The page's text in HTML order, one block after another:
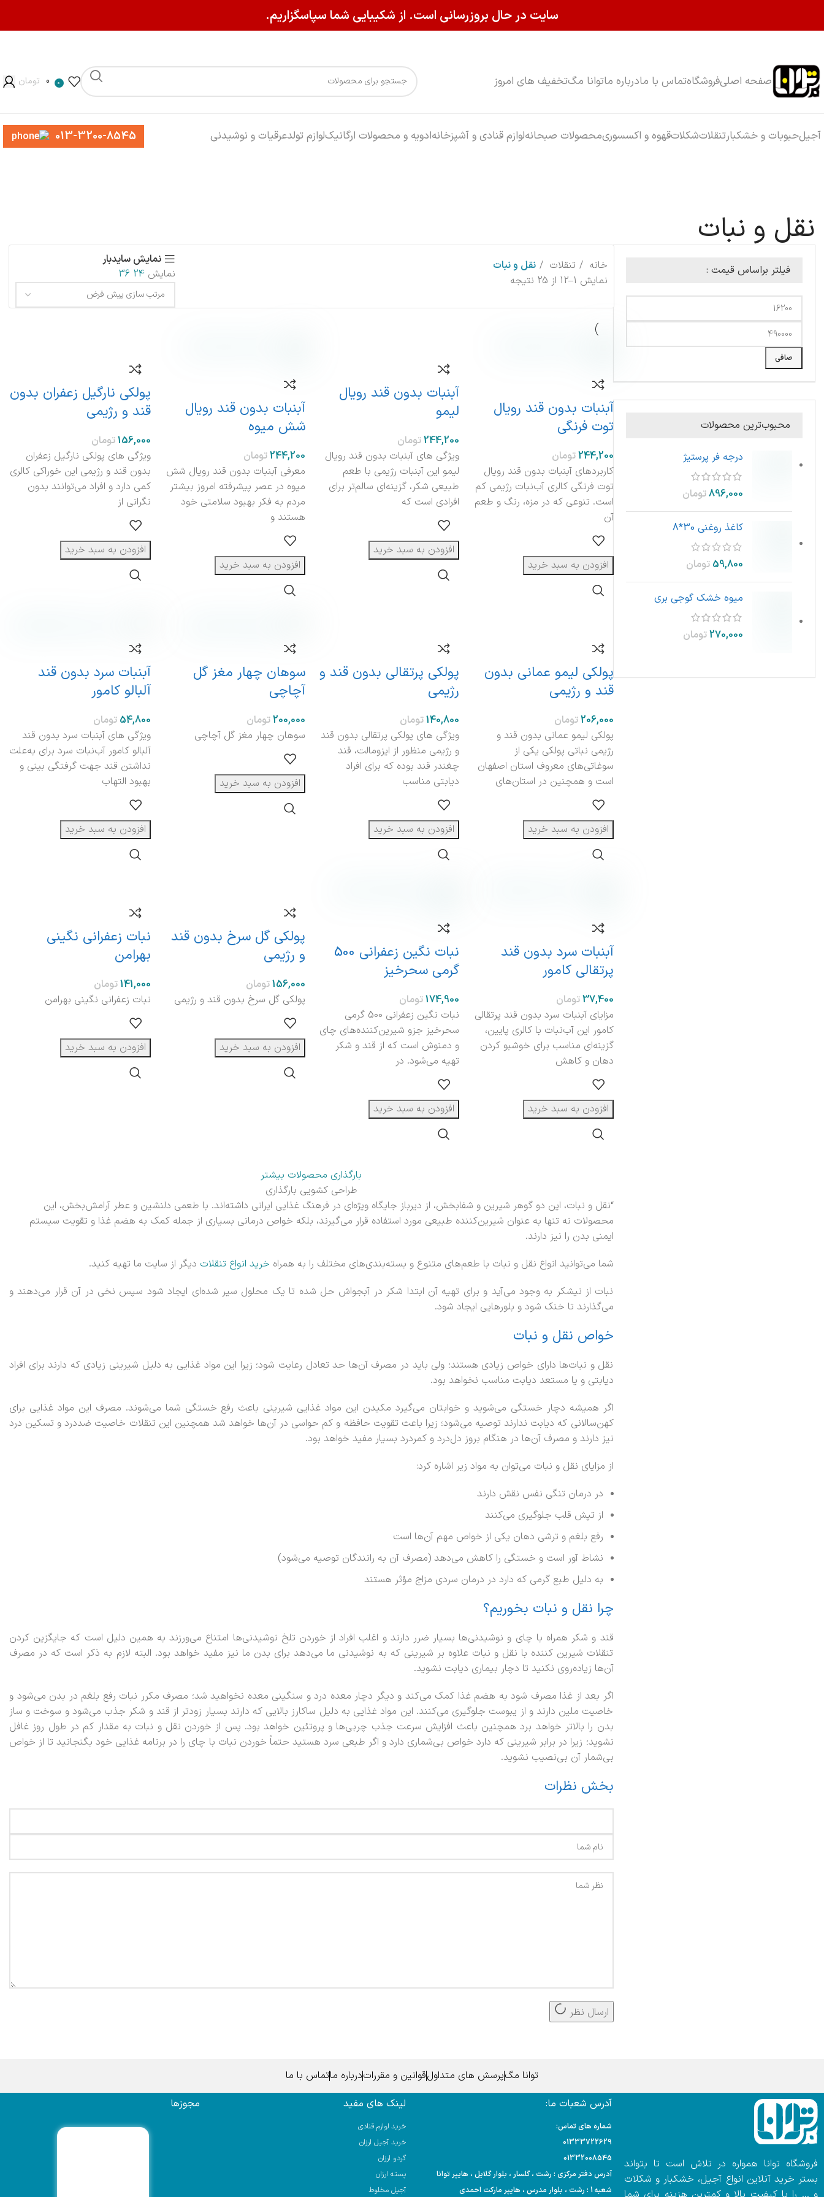
صفحه اصلیفروشگاهتماس با مادرباره ماتوانا مگتخفیف های امروز 0
0 تومان
آجیلحبوبات و خشکبارتنقلاتشکلاتقهوه و اکسسوریمحصولات صبحانهلوازم قنادی و آشپزخانهادویه و محصولات ارگانیکلوازم تولدعرقیات و نوشیدنی 013-3200-8545
نقل و نبات
فیلتر براساس قیمت :
صافی
محبوب‌ترین محصولات
درجه فر پرستیژ
تومان
کاغذ روغنی 30*8
تومان
میوه خشک گوجی بری
تومان
خانه تنقلات
نقل و نبات
نمایش 1–12 از 25 نتیجه
نمایش سایدبار
نمایش 24
36
آبنبات بدون قند رویال
توت فرنگی
تومان
کاربردهای آبنبات بدون قند رویال
توت فرنگی کالری آب‌نبات رژیمی کم
است. تنوعی که در مزه، رنگ و طعم
آن
افزودن به سبد خرید
آبنبات بدون قند رویال
لیمو
تومان
ویژگی های آبنبات بدون قند رویال
لیمو این آبنبات رژیمی با طعم
طبیعی شکر، گزینه‌ای سالم‌تر برای
افرادی است که
افزودن به سبد خرید
آبنبات بدون قند رویال
شش میوه
تومان
معرفی آبنبات بدون قند رویال شش
میوه در عصر پیشرفته امروز بیشتر
مردم به فکر بهبود سلامتی خود
هستند و
افزودن به سبد خرید
پولکی نارگیل زعفران بدون
قند و رژیمی
تومان
ویژگی های پولکی نارگیل زعفران
بدون قند و رژیمی این خوراکی کالری
کمی دارد و افراد می‌توانند بدون
نگرانی از
افزودن به سبد خرید
پولکی لیمو عمانی بدون
قند و رژیمی
تومان
پولکی لیمو عمانی بدون قند و
رژیمی نباتی پولکی یکی از
سوغاتی‌های معروف استان اصفهان
است و همچنین در استان‌های
افزودن به سبد خرید
پولکی پرتقالی بدون قند و
رژیمی
تومان
ویژگی های پولکی پرتقالی بدون قند
و رژیمی منظور از ایزومالت، قند
چغندر قند بوده که برای افراد
دیابتی مناسب
افزودن به سبد خرید
سوهان چهار مغز گل
آچاچی
تومان
سوهان چهار مغز گل آچاچی
افزودن به سبد خرید
آبنبات سرد بدون قند
آلبالو کامور
تومان
ویژگی های آبنبات سرد بدون قند
آلبالو کامور آب‌نبات سرد برای به‌علت
نداشتن قند جهت گرفتگی بینی و
بهبود التهاب
افزودن به سبد خرید
آبنبات سرد بدون قند
پرتقالی کامور
تومان
مزایای آبنبات سرد بدون قند پرتقالی
کامور این آب‌نبات با کالری پایین،
گزینه‌ای مناسب برای خوشبو کردن
دهان و کاهش
افزودن به سبد خرید
نبات نگین زعفرانی 500
گرمی سحرخیز
تومان
نبات نگین زعفرانی 500 گرمی
سحرخیز جزو شیرین‌کننده‌های چای
و دمنوش است که از قند و شکر
تهیه می‌شود. در
افزودن به سبد خرید
پولکی گل سرخ بدون قند
و رژیمی
تومان
پولکی گل سرخ بدون قند و رژیمی
افزودن به سبد خرید
نبات زعفرانی نگینی
بهرامن
تومان
نبات زعفرانی نگینی بهرامن
افزودن به سبد خرید
بارگذاری محصولات بیشتر
طراحی کشویی بارگذاری
“نقل و نبات، این دو گوهر شیرین و شفابخش، از دیرباز جایگاه ویژه‌ای در فرهنگ غذایی ایرانی داشته‌اند. با طعمی دلنشین و عطر آرامش‌بخش، این
محصولات نه تنها به عنوان شیرین‌کننده طبیعی مورد استفاده قرار می‌گیرند، بلکه خواص درمانی بسیاری از جمله کمک به هضم غذا و تقویت سیستم
ایمنی بدن را نیز دارند.
شما می‌توانید انواع نقل و نبات با طعم‌های متنوع و بسته‌بندی‌های مختلف را به همراه خرید انواع تنقلات دیگر از سایت ما تهیه کنید.
نبات از نیشکر به وجود می‌آید و برای تهیه آن ابتدا شکر در آبجواش حل شده تا یک محلول سیر شده‌ای ایجاد شود سپس نخی در آن قرار می‌دهند و
می‌گذارند تا خنک شود و بلورهایی ایجاد شود.
خواص نقل و نبات
نقل و نبات‌ها دارای خواص زیادی هستند؛ ولی باید در مصرف آن‌ها حد تعادل رعایت شود؛ زیرا این مواد غذایی به دلیل شیرینی زیادی که دارند برای افراد
دیابتی و یا مستعد دیابت مناسب نخواهد بود.
اگر همیشه دچار خستگی می‌شوید و خوابتان می‌گیرد مکیدن این مواد غذایی شیرینی باعث رفع خستگی شما می‌شوند. مصرف این مواد غذایی برای
کهن‌سالانی که دیابت ندارند توصیه می‌شود؛ زیرا باعث تقویت حافظه و کم حواسی در آن‌ها خواهد شد همچنین این تنقلات خاصیت ضددرد و تسکین درد
نیز دارند و مصرف آن‌ها در هنگام بروز دل‌درد و کمردرد بسیار مفید خواهد بود.
از مزایای نقل و نبات می‌توان به مواد زیر اشاره کرد:
در درمان تنگی نفس نقش دارند
از تپش قلب جلوگیری می‌کنند
رفع بلغم و ترشی دهان یکی از خواص مهم آن‌ها است
نشاط آور است و خستگی را کاهش می‌دهد (مصرف آن به رانندگان توصیه می‌شود)
به دلیل طبع گرمی که دارد در درمان سردی مزاج مؤثر هستند
چرا نقل و نبات بخوریم؟
قند و شکر همراه با چای و نوشیدنی‌ها بسیار ضرر دارند و اغلب افراد از خوردن تلخ نوشیدنی‌ها امتناع می‌ورزند به همین دلیل است که جایگزین کردن
تنقلات شیرین کننده با نقل و نبات علاوه بر شیرینی که به نوشیدنی ما می‌دهد برای بدن ما نیز مفید خواهد بود. البته لازم به ذکر است که در مصرف
آن‌ها زیاده‌روی نکنید تا دچار بیماری دیابت نشوید.
اگر بعد از غذا مصرف شود به هضم غذا کمک می‌کند و دیگر دچار معده درد و سنگینی معده نخواهید شد؛ مصرف مکرر نبات رفع بلغم در بدن می‌شود و
خاصیت ملین دارند و از یبوست جلوگیری می‌کنند. این مواد غذایی به دلیل ساکارز بالایی که دارند بسیار زودتر از قند و شکر جذب می‌شود و سوخت و ساز
بدن را بالاتر خواهد برد همچنین باعث افزایش سرعت جذب چربی‌ها و پروتئین خواهد بود. پس از خوردن نقل و نبات به مقدار کم در طول روز غافل
نشوید؛ زیرا در برابر شیرینی که دارد خواص بی‌شماری دارد و اگر طبعی سرد هستید حتماً خوردن نبات با چای را در برنامه غذایی خود بگنجانید تا از خواص
بی‌شمار آن بی‌نصیب نشوید.
بخش نظرات
ارسال نظر
توانا مگپرسش های متداولقوانین و مقرراتدرباره ماتماس با ما
فروشگاه توانا همواره در تلاش است تا بتواند
بستر خرید آنلاین انواع آجیل، خشکبار و شکلات
آدرس شعبات ما:
شماره های تماس:
01333722629
01332008545
آدرس دفتر مرکزی : رشت ، گلسار ، بلوار گلایل ، هایپر توانا
شعبه 1 : رشت ، بلوار مدرس ، هایپر مارکت احمدی
لینک های مفید
خرید لوازم قنادی
خرید آجیل ارزان
گردو ارزان
پسته ارزان
آجیل مخلوط
مجوزها
سایت در حال بروزرسانی است. از شکیبایی شما سپاسگزاریم.